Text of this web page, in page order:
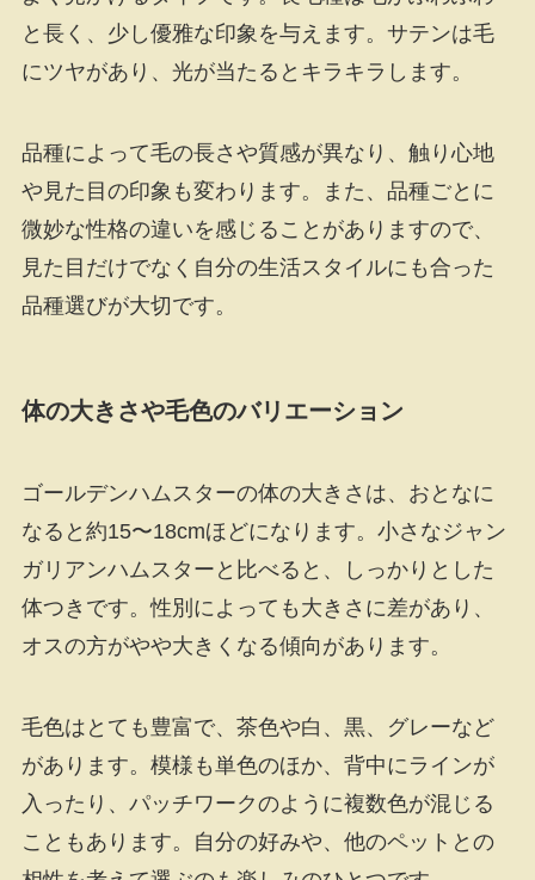
と長く、少し優雅な印象を与えます。サテンは毛
にツヤがあり、光が当たるとキラキラします。
品種によって毛の長さや質感が異なり、触り心地
や見た目の印象も変わります。また、品種ごとに
微妙な性格の違いを感じることがありますので、
見た目だけでなく自分の生活スタイルにも合った
品種選びが大切です。
体の大きさや毛色のバリエーション
ゴールデンハムスターの体の大きさは、おとなに
なると約15〜18cmほどになります。小さなジャン
ガリアンハムスターと比べると、しっかりとした
体つきです。性別によっても大きさに差があり、
オスの方がやや大きくなる傾向があります。
毛色はとても豊富で、茶色や白、黒、グレーなど
があります。模様も単色のほか、背中にラインが
入ったり、パッチワークのように複数色が混じる
こともあります。自分の好みや、他のペットとの